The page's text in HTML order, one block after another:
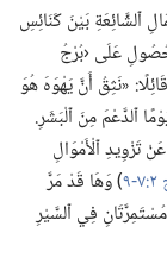
ٱلشَّائِعَةِ بَيْنَ كَنَائِسِ
عَلَى ‹بُرْجُ
«نَثِقُ أَنَّ يَهْوَهَ هُوَ
ٱلدَّعْمَ مِنَ ٱلْبَشَرِ.‏
تَزْوِيدِ ٱلْأَمْوَالِ
‏)‏ وَهَا قَدْ مَرَّ
فِي ٱلسَّيْرِ